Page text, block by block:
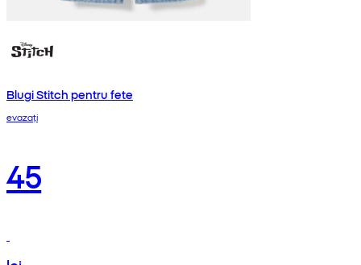
Blugi Stitch pentru fete
evazați
45